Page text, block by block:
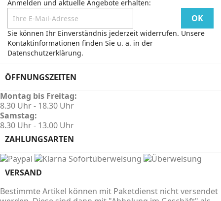
Anmelden und aktuelle Angebote erhalten:
Sie können Ihr Einverständnis jederzeit widerrufen. Unsere
Kontaktinformationen finden Sie u. a. in der
Datenschutzerklärung.
ÖFFNUNGSZEITEN
Montag bis Freitag:
8.30 Uhr - 18.30 Uhr
Samstag:
8.30 Uhr - 13.00 Uhr
ZAHLUNGSARTEN
VERSAND
Bestimmte Artikel können mit Paketdienst nicht versendet